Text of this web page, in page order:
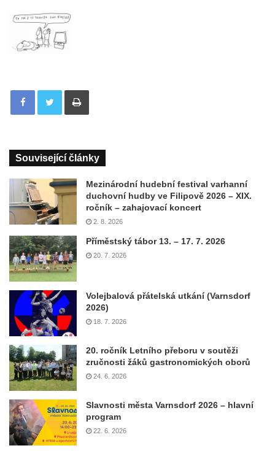
Tisknout
Související články
Mezinárodní hudební festival varhanní
duchovní hudby ve Filipově 2026 – XIX.
ročník – zahajovací koncert
2. 8. 2026
Příměstský tábor 13. – 17. 7. 2026
20. 7. 2026
Volejbalová přátelská utkání (Varnsdorf
2026)
18. 7. 2026
20. ročník Letního přeboru v soutěži
zručnosti žáků gastronomických oborů
24. 6. 2026
Slavnosti města Varnsdorf 2026 – hlavní
program
22. 6. 2026